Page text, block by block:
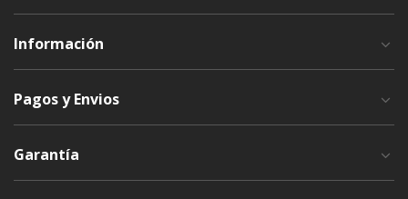
Información
Pagos y Envios
Garantía